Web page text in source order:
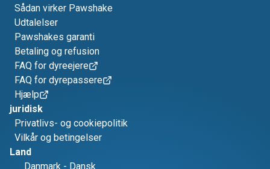
Sådan virker Pawshake
Udtalelser
Pawshakes garanti
Betaling og refusion
FAQ for dyreejere
FAQ for dyrepassere
Hjælp
juridisk
Privatlivs- og cookiepolitik
Vilkår og betingelser
Land
Danmark - Dansk